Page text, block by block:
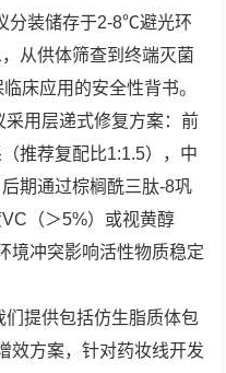
分装储存于2-8℃避光环
从供体筛查到终端灭菌
床应用的安全性背书。
采用层递式修复方案：前
推荐复配比1:1.5），中
期通过棕榈酰三肽-8巩
（＞5%）或视黄醇
境冲突影响活性物质稳定
们提供包括仿生脂质体包
效方案，针对药妆线开发